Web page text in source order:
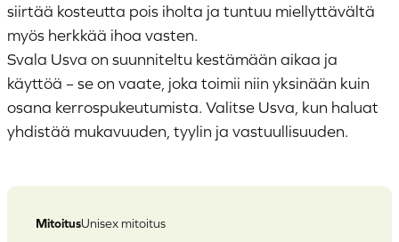
siirtää kosteutta pois iholta ja tuntuu miellyttävältä
myös herkkää ihoa vasten.
Svala Usva on suunniteltu kestämään aikaa ja
käyttöä – se on vaate, joka toimii niin yksinään kuin
osana kerrospukeutumista. Valitse Usva, kun haluat
yhdistää mukavuuden, tyylin ja vastuullisuuden.
MitoitusUnisex mitoitus